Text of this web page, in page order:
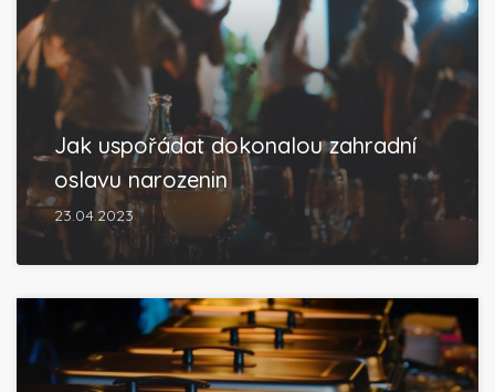
Jak uspořádat dokonalou zahradní
oslavu narozenin
23.04.2023